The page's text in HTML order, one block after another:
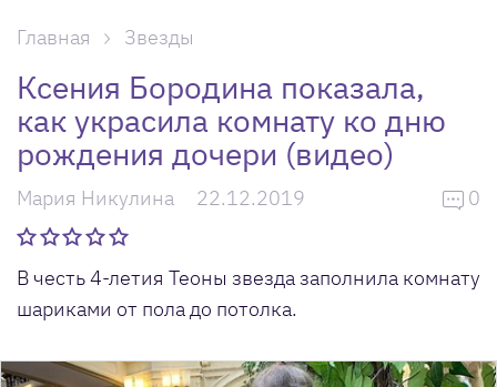
Главная Звезды
Ксения Бородина показала,
как украсила комнату ко дню
рождения дочери (видео)
Мария Никулина 22.12.2019 0
В честь 4-летия Теоны звезда заполнила комнату
шариками от пола до потолка.